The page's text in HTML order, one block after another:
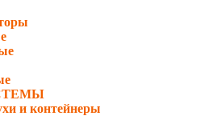
и контейнеры